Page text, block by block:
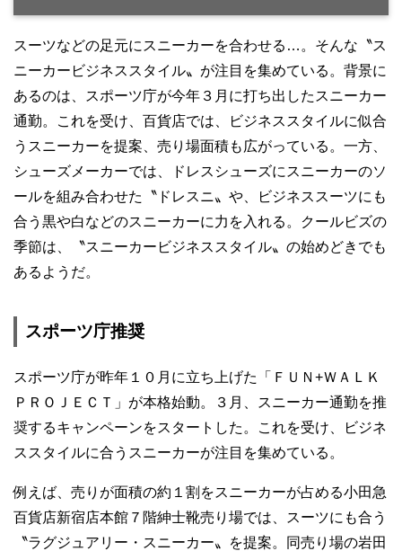
スーツなどの足元にスニーカーを合わせる…。そんな〝ス
ニーカービジネススタイル〟が注目を集めている。背景に
あるのは、スポーツ庁が今年３月に打ち出したスニーカー
通勤。これを受け、百貨店では、ビジネススタイルに似合
うスニーカーを提案、売り場面積も広がっている。一方、
シューズメーカーでは、ドレスシューズにスニーカーのソ
ールを組み合わせた〝ドレスニ〟や、ビジネススーツにも
合う黒や白などのスニーカーに力を入れる。クールビズの
季節は、〝スニーカービジネススタイル〟の始めどきでも
あるようだ。
スポーツ庁推奨
スポーツ庁が昨年１０月に立ち上げた「ＦＵＮ+ＷＡＬＫ
ＰＲＯＪＥＣＴ」が本格始動。３月、スニーカー通勤を推
奨するキャンペーンをスタートした。これを受け、ビジネ
ススタイルに合うスニーカーが注目を集めている。
例えば、売りが面積の約１割をスニーカーが占める小田急
百貨店新宿店本館７階紳士靴売り場では、スーツにも合う
〝ラグジュアリー・スニーカー〟を提案。同売り場の岩田